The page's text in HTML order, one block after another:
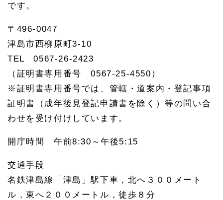
1.
9
市か
ら名
古屋
相続
所へ
のア
クセ
名古
屋相
続相
です。
〒496-0047
津島市西柳原町3-10
TEL 0567-26-2423
（証明書専用番号 0567-25-4550）
※証明書専用番号では、管轄・道案内・登記事項
証明書（成年後見登記申請書を除く）等の問い合
わせを受け付けしています。
開庁時間 午前8:30～午後5:15
交通手段
名鉄津島線「津島」駅下車，北へ３００メート
ル，東へ２００メートル，徒歩８分